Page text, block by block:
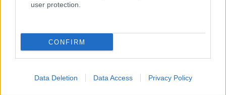
user protection.
CONFIRM
Data Deletion Data Access Privacy Policy